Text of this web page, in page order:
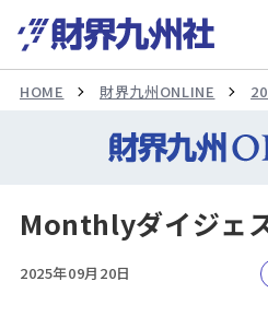
HOME 財界九州ONLINE
Monthlyダイジェ
2025年09月20日